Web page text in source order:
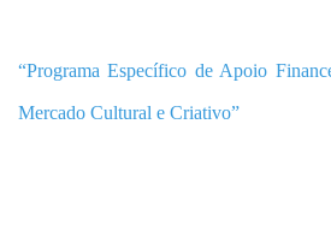
“Programa Específico de Apoio
Mercado Cultural e Criativo”